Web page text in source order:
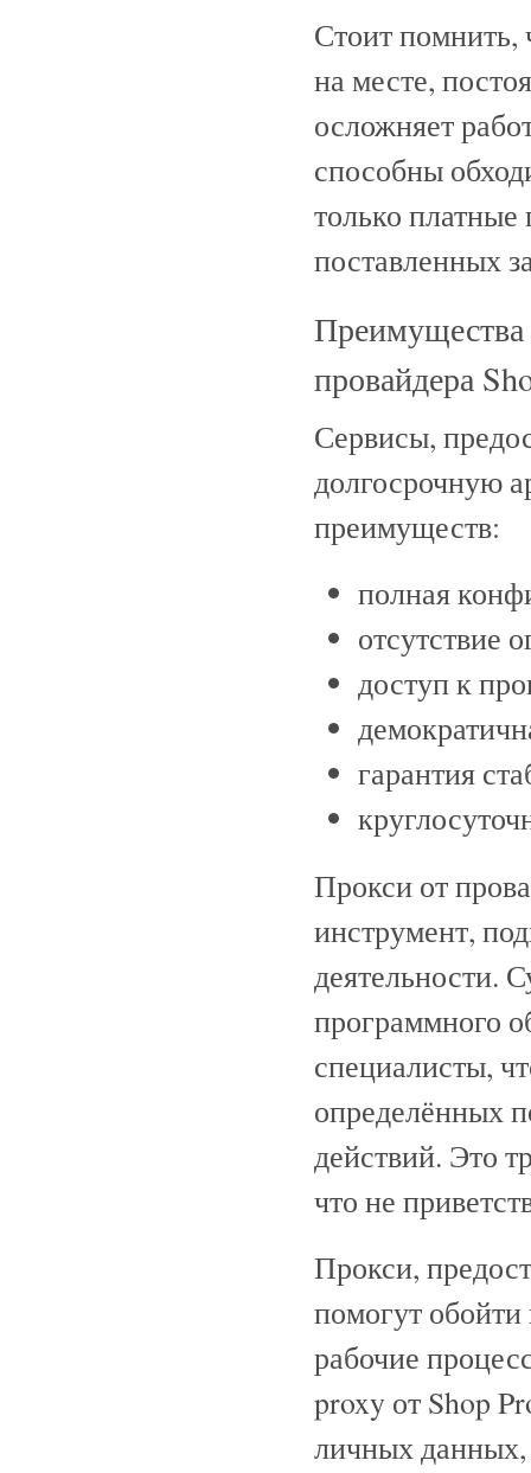
Стоит помнить,
на месте,
осложняет
способны
только
поставленных
Преимущества
провайдера
Сервисы,
долгосрочную
преимуществ:
полная
отсутствие
доступ к
гарантия
Прокси от
инструмент,
деятельности.
программного
специалисты,
определённых
действий. Это
что не
Прокси,
помогут
рабочие
proxy от Shop
личных данных,